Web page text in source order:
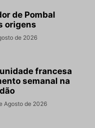
de Pombal
origens
de 2026
francesa
semanal na
Agosto de 2026